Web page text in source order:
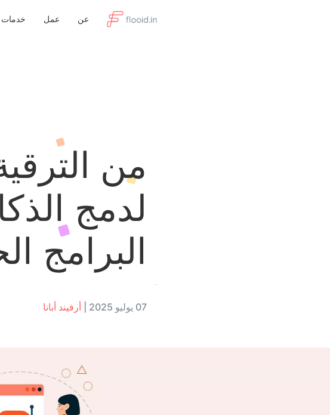
عن عمل خدمات
من
لدمج
البرامج
07 يوليو 2025 أرفيند أبانا